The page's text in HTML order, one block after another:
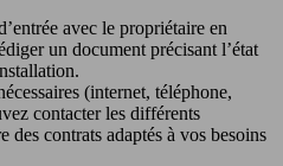
avec le propriétaire en
un document précisant l’état
(internet, téléphone,
contacter les différents
des contrats adaptés à vos besoins